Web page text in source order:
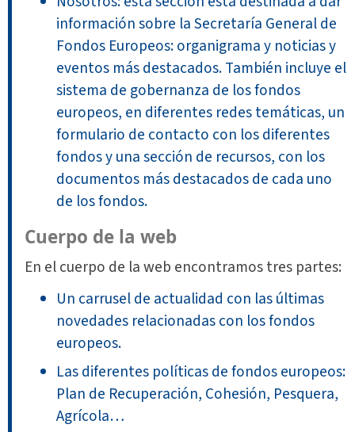
información sobre la Secretaría General de
Fondos Europeos: organigrama y noticias y
eventos más destacados. También incluye el
sistema de gobernanza de los fondos
europeos, en diferentes redes temáticas, un
formulario de contacto con los diferentes
fondos y una sección de recursos, con los
documentos más destacados de cada uno
de los fondos.
Cuerpo de la web
En el cuerpo de la web encontramos tres partes:
Un carrusel de actualidad con las últimas
novedades relacionadas con los fondos
europeos.
Las diferentes políticas de fondos europeos:
Plan de Recuperación, Cohesión, Pesquera,
Agrícola…